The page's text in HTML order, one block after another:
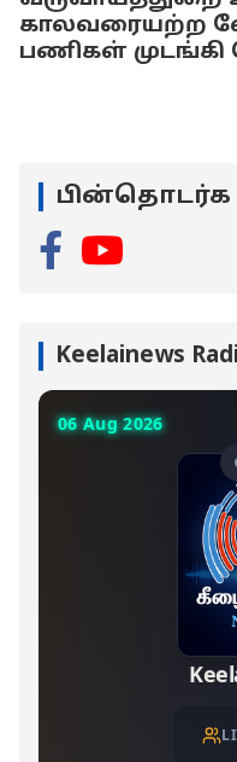
காலவரையற்ற
பணிகள்
பின்தொடர்க
Keelainews